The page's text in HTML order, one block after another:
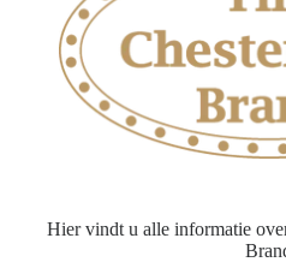
Hier vindt u alle informatie